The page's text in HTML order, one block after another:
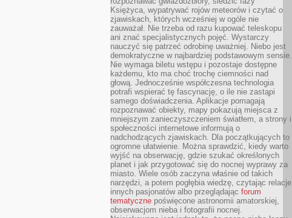
Księżyca, wypatrywać rojów meteorów i czytać o
zjawiskach, których wcześniej w ogóle nie
zauważał. Nie trzeba od razu kupować teleskopu
ani znać specjalistycznych pojęć. Wystarczy
nauczyć się patrzeć odrobinę uważniej. Niebo jest
demokratyczne w najbardziej podstawowym sensie.
Nie wymaga biletu wstępu i pozostaje dostępne
każdemu, kto ma choć trochę ciemności nad
głową. Jednocześnie współczesna technologia
potrafi wspierać tę fascynację, o ile nie zastąpi
samego doświadczenia. Aplikacje pomagają
rozpoznawać obiekty, mapy pokazują miejsca z
mniejszym zanieczyszczeniem światłem, a strony i
społeczności internetowe informują o
nadchodzących zjawiskach. Dla początkujących to
ogromne ułatwienie. Można sprawdzić, kiedy warto
wyjść na obserwację, gdzie szukać określonych
planet i jak przygotować się do nocnej wyprawy za
miasto. Wiele osób zaczyna właśnie od takich
narzędzi, a potem pogłębia wiedzę, czytając relacje
innych pasjonatów albo przeglądając forum
tematyczne poświęcone astronomii amatorskiej,
obserwacjom nieba i fotografii nocnej.